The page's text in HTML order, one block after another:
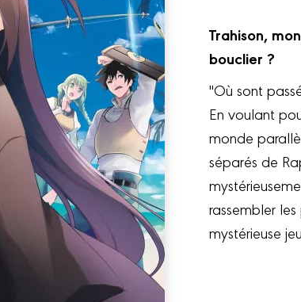
Trahison,
bouclier ?
"Où sont
En voulant
monde
séparés de
rassembler
mystérieuse